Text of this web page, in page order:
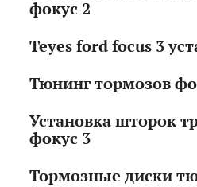
фокус 2
Teyes ford focus 3
Тюнинг тормозов
Установка шторок
фокус 3
Тормозные диски